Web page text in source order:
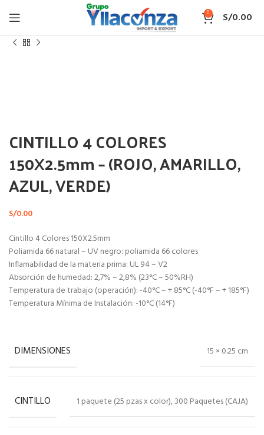
0 S/0.00
CINTILLO 4 COLORES
150X2.5mm – (ROJO, AMARILLO,
AZUL, VERDE)
S/0.00
Cintillo 4 Colores 150X2.5mm
Poliamida 66 natural – UV negro: poliamida 66 colores
Inflamabilidad de la materia prima: UL 94 – V2
Absorción de humedad: 2,7% – 2,8% (23°C – 50%RH)
Temperatura de trabajo (operación): -40°C – + 85°C (-40°F – + 185°F)
Temperatura Mínima de Instalación: -10°C (14°F)
DIMENSIONES 15 × 0.25 cm
CINTILLO 1 paquete (25 pzas x color), 300 Paquetes (CAJA)